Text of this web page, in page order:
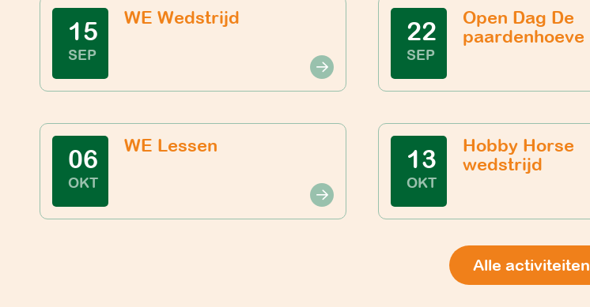
15
SEP
WE Wedstrijd 22
SEP
Open Dag De
paardenhoeve
06
OKT
WE Lessen 13
OKT
Hobby Horse
wedstrijd
Alle activiteiten